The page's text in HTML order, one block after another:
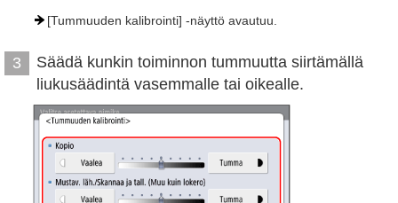
[Tummuuden kalibrointi] -näyttö avautuu.
3
Säädä kunkin toiminnon tummuutta siirtämällä
liukusäädintä vasemmalle tai oikealle.